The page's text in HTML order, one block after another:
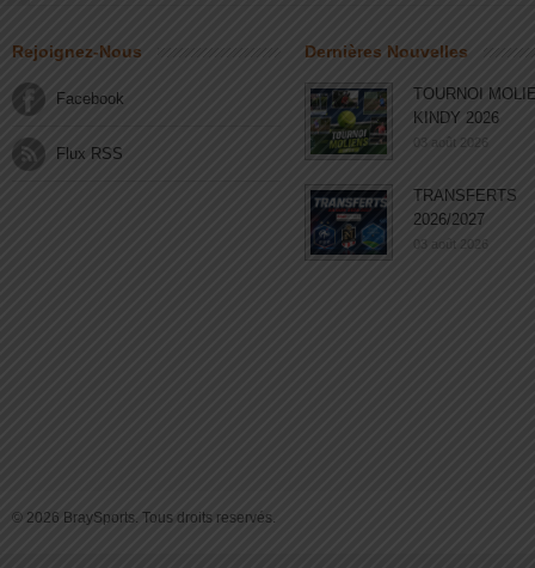
Rejoignez-Nous
Facebook
Flux RSS
Dernières Nouvelles
TOURNOI
KINDY 2026
03 août 2026
TRANSFERTS
2026/2027
03 août 2026
© 2026 BraySports. Tous droits reservés.